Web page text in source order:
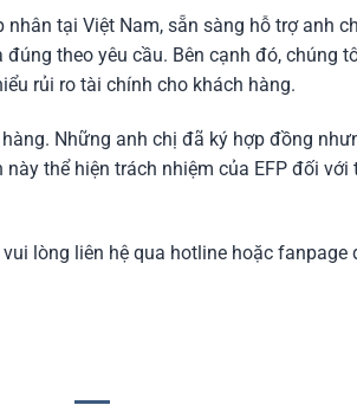
tại Việt Nam, sẵn sàng hỗ trợ anh
theo yêu cầu. Bên cạnh đó, chúng
rủi ro tài chính cho khách hàng.
Những anh chị đã ký hợp đồng
thể hiện trách nhiệm của EFP đối
vui lòng liên hệ qua hotline hoặc